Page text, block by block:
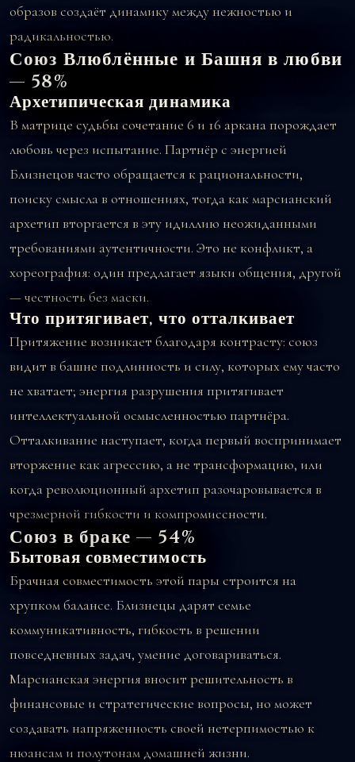
образов создаёт динамику между нежностью и
радикальностью.
Союз Влюблённые и Башня в любви
— 58%
Архетипическая динамика
В матрице судьбы сочетание 6 и 16 аркана порождает
любовь через испытание. Партнёр с энергией
Близнецов часто обращается к рациональности,
поиску смысла в отношениях, тогда как марсианский
архетип вторгается в эту идиллию неожиданными
требованиями аутентичности. Это не конфликт, а
хореография: один предлагает языки общения, другой
— честность без маски.
Что притягивает, что отталкивает
Притяжение возникает благодаря контрасту: союз
видит в башне подлинность и силу, которых ему часто
не хватает; энергия разрушения притягивает
интеллектуальной осмысленностью партнёра.
Отталкивание наступает, когда первый воспринимает
вторжение как агрессию, а не трансформацию, или
когда революционный архетип разочаровывается в
чрезмерной гибкости и компромиссности.
Союз в браке — 54%
Бытовая совместимость
Брачная совместимость этой пары строится на
хрупком балансе. Близнецы дарят семье
коммуникативность, гибкость в решении
повседневных задач, умение договариваться.
Марсианская энергия вносит решительность в
финансовые и стратегические вопросы, но может
создавать напряженность своей нетерпимостью к
нюансам и полутонам домашней жизни.